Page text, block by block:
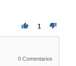
1
0 Comentarios